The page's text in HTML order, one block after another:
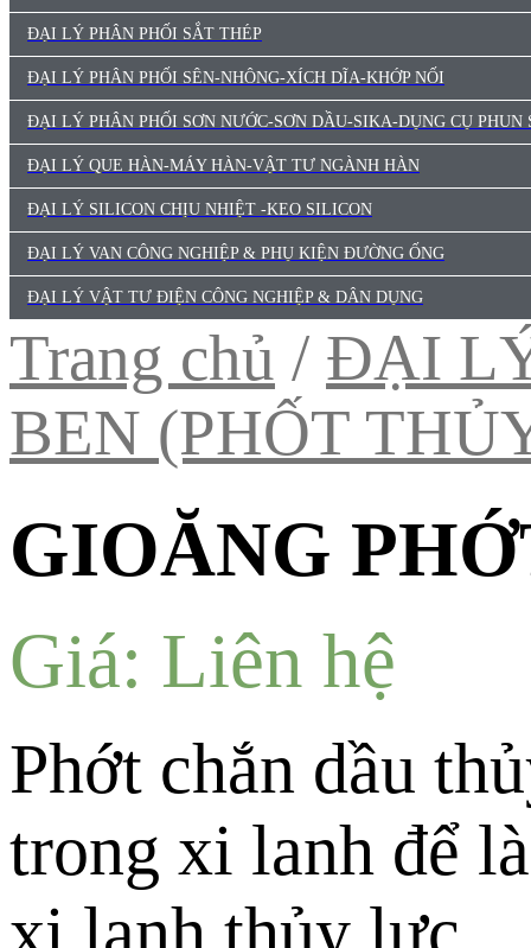
ĐẠI LÝ PHÂN PHỐI SẮT THÉP
ĐẠI LÝ PHÂN PHỐI SÊN-NHÔNG-XÍCH DĨA-KHỚP NỐI
ĐẠI LÝ PHÂN PHỐI SƠN NƯỚC-SƠN DẦU-SIKA-DỤNG CỤ PHUN
ĐẠI LÝ QUE HÀN-MÁY HÀN-VẬT TƯ NGÀNH HÀN
ĐẠI LÝ SILICON CHỊU NHIỆT -KEO SILICON
ĐẠI LÝ VAN CÔNG NGHIỆP & PHỤ KIỆN ĐƯỜNG ỐNG
ĐẠI LÝ VẬT TƯ ĐIỆN CÔNG NGHIỆP & DÂN DỤNG
Trang chủ / ĐẠI
BEN (PHỐT
GIOĂNG
Giá: Liên hệ
Phớt chắn dầu
trong xi lanh để
xi lanh thủy lực.